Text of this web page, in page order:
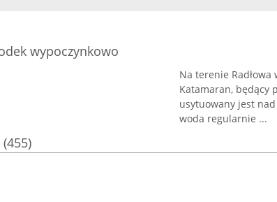
wypoczynkowo
(455)
Na terenie
Katamaran, będący
usytuowany jest nad
woda regularnie ...